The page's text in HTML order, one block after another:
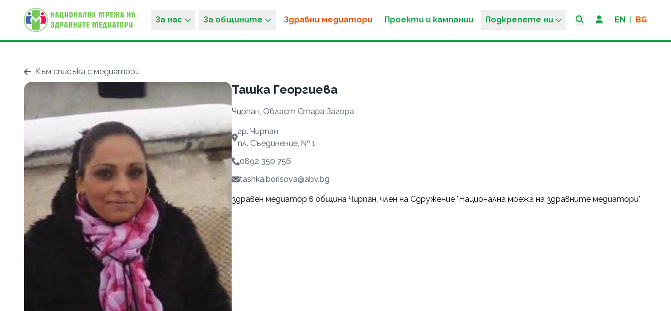
За нас За общините Здравни медиатори Проекти и кампании Подкрепете ни EN BG
Към списъка с медиатори
Ташка Георгиева
Чирпан, Област Стара Загора
гр. Чирпан
пл. Съединение, № 1
0892 350 756
tashka.borisova@abv.bg
здравен медиатор в община Чирпан, член на Сдружение "Национална мрежа на здравните медиатори"